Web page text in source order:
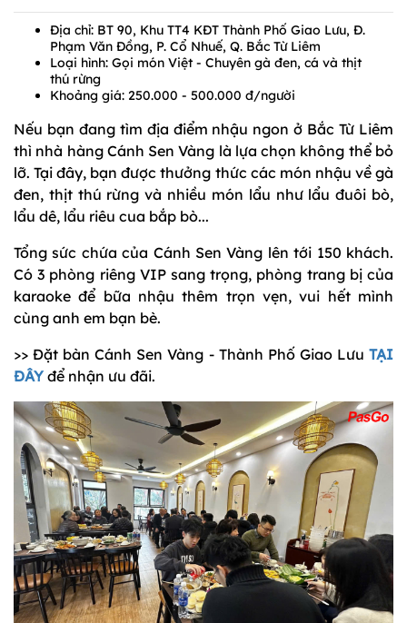
Địa chỉ: BT 90, Khu TT4 KĐT Thành Phố Giao Lưu, Đ.
Phạm Văn Đồng, P. Cổ Nhuế, Q. Bắc Từ Liêm
Loại hình: Gọi món Việt - Chuyên gà đen, cá và thịt
thú rừng
Khoảng giá: 250.000 - 500.000 đ/người
Nếu bạn đang tìm địa điểm nhậu ngon ở Bắc Từ Liêm
thì nhà hàng Cánh Sen Vàng là lựa chọn không thể bỏ
lỡ. Tại đây, bạn được thưởng thức các món nhậu về gà
đen, thịt thú rừng và nhiều món lẩu như lẩu đuôi bò,
lẩu dê, lẩu riêu cua bắp bò...
Tổng sức chứa của Cánh Sen Vàng lên tới 150 khách.
Có 3 phòng riêng VIP sang trọng, phòng trang bị của
karaoke để bữa nhậu thêm trọn vẹn, vui hết mình
cùng anh em bạn bè.
>> Đặt bàn Cánh Sen Vàng - Thành Phố Giao Lưu TẠI
ĐÂY để nhận ưu đãi.